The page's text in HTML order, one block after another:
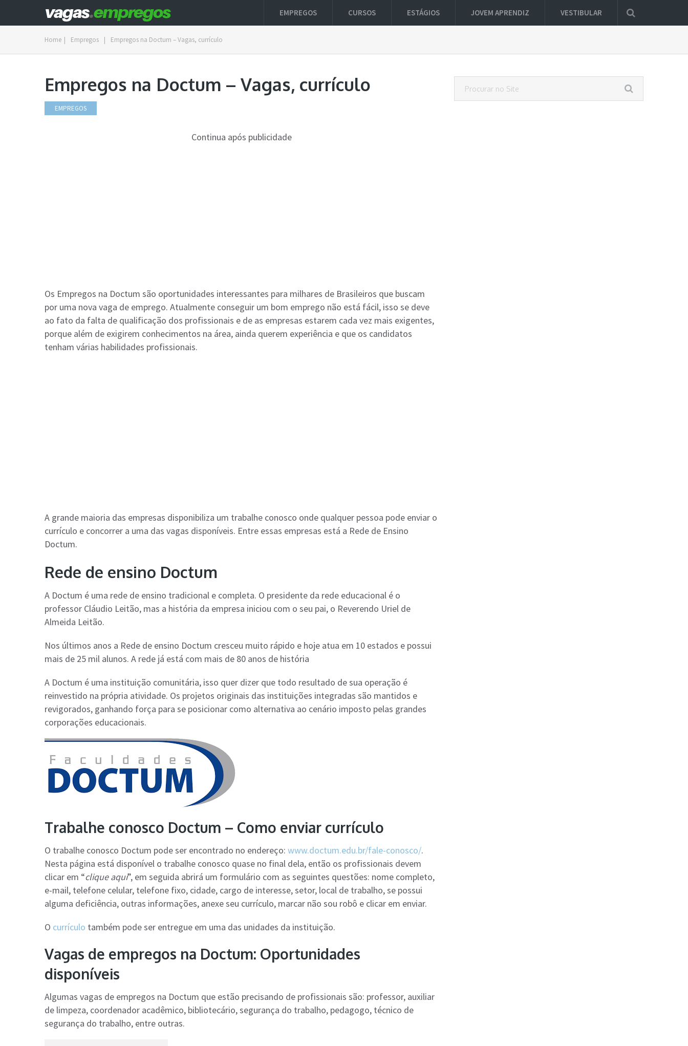
EMPREGOS CURSOS ESTÁGIOS JOVEM APRENDIZ VESTIBULAR
Home | Empregos | Empregos na Doctum – Vagas, currículo
Empregos na Doctum – Vagas, currículo
EMPREGOS
Continua após publicidade
Os Empregos na Doctum são oportunidades interessantes para milhares de Brasileiros que buscam
por uma nova vaga de emprego. Atualmente conseguir um bom emprego não está fácil, isso se deve
ao fato da falta de qualificação dos profissionais e de as empresas estarem cada vez mais exigentes,
porque além de exigirem conhecimentos na área, ainda querem experiência e que os candidatos
tenham várias habilidades profissionais.
A grande maioria das empresas disponibiliza um trabalhe conosco onde qualquer pessoa pode enviar o
currículo e concorrer a uma das vagas disponíveis. Entre essas empresas está a Rede de Ensino
Doctum.
Rede de ensino Doctum
A Doctum é uma rede de ensino tradicional e completa. O presidente da rede educacional é o
professor Cláudio Leitão, mas a história da empresa iniciou com o seu pai, o Reverendo Uriel de
Almeida Leitão.
Nos últimos anos a Rede de ensino Doctum cresceu muito rápido e hoje atua em 10 estados e possui
mais de 25 mil alunos. A rede já está com mais de 80 anos de história
A Doctum é uma instituição comunitária, isso quer dizer que todo resultado de sua operação é
reinvestido na própria atividade. Os projetos originais das instituições integradas são mantidos e
revigorados, ganhando força para se posicionar como alternativa ao cenário imposto pelas grandes
corporações educacionais.
Trabalhe conosco Doctum – Como enviar currículo
O trabalhe conosco Doctum pode ser encontrado no endereço: www.doctum.edu.br/fale-conosco/.
Nesta página está disponível o trabalhe conosco quase no final dela, então os profissionais devem
clicar em “clique aqui”, em seguida abrirá um formulário com as seguintes questões: nome completo,
e-mail, telefone celular, telefone fixo, cidade, cargo de interesse, setor, local de trabalho, se possui
alguma deficiência, outras informações, anexe seu currículo, marcar não sou robô e clicar em enviar.
O currículo também pode ser entregue em uma das unidades da instituição.
Vagas de empregos na Doctum: Oportunidades
disponíveis
Algumas vagas de empregos na Doctum que estão precisando de profissionais são: professor, auxiliar
de limpeza, coordenador acadêmico, bibliotecário, segurança do trabalho, pedagogo, técnico de
segurança do trabalho, entre outras.